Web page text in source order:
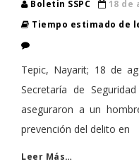
Boletin SSPC
18 de
Tiempo estimado de
Tepic, Nayarit; 18 de
Secretaría de
aseguraron a un
prevención del delito en
Leer Más…